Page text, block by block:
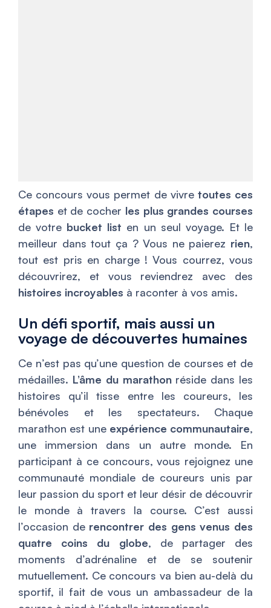
Ce concours vous permet de vivre toutes ces
étapes et de cocher les plus grandes courses
de votre bucket list en un seul voyage. Et le
meilleur dans tout ça ? Vous ne paierez rien,
tout est pris en charge ! Vous courrez, vous
découvrirez, et vous reviendrez avec des
histoires incroyables à raconter à vos amis.
Un défi sportif, mais aussi un
voyage de découvertes humaines
Ce n’est pas qu’une question de courses et de
médailles. L’âme du marathonréside dans les
histoires qu’il tisse entre les coureurs, les
bénévoles et les spectateurs. Chaque
marathon est une expérience communautaire,
une immersion dans un autre monde. En
participant à ce concours, vous rejoignez une
communauté mondiale de coureurs unis par
leur passion du sport et leur désir de découvrir
le monde à travers la course. C’est aussi
l’occasion de rencontrer des gens venus des
quatre coins du globe, de partager des
moments d’adrénaline et de se soutenir
mutuellement. Ce concours va bien au-delà du
sportif, il fait de vous un ambassadeur de la